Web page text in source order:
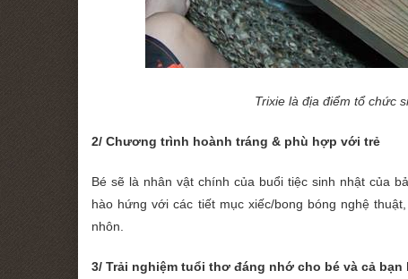
Trixie là địa điểm tổ chức
2/ Chương trình hoành tráng & phù hợp với trẻ
Bé sẽ là nhân vật chính của buổi tiệc sinh nhật của
hào hứng với các tiết mục xiếc/bong bóng nghệ
nhôn.
3/ Trải nghiệm tuổi thơ đáng nhớ cho bé và cả bạn